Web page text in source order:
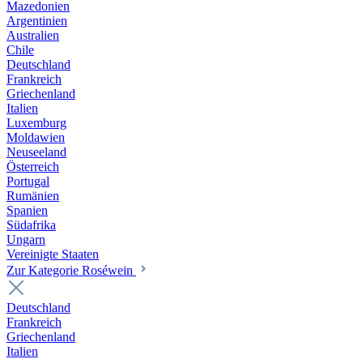
Mazedonien
Argentinien
Australien
Chile
Deutschland
Frankreich
Griechenland
Italien
Luxemburg
Moldawien
Neuseeland
Österreich
Portugal
Rumänien
Spanien
Südafrika
Ungarn
Vereinigte Staaten
Zur Kategorie Roséwein
Deutschland
Frankreich
Griechenland
Italien